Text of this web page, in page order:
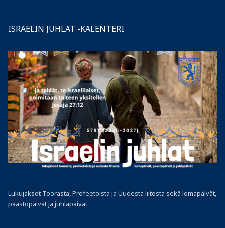
ISRAELIN JUHLAT -KALENTERI
Lukujaksot Toorasta, Profeetoista ja Uudesta liitosta sekä lomapäivät,
paastopäivät ja juhlapäivät.